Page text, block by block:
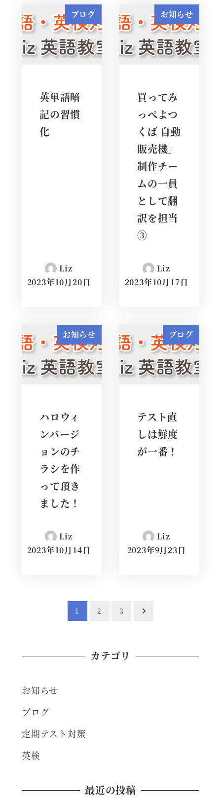
ブログ
英単語暗
記の習慣
化
Liz
2023年10月20日
お知らせ
買ってみ
っぺよつ
くば 自動
販売機」
制作チー
ムの一員
として翻
訳を担当
③
Liz
2023年10月17日
お知らせ
ハロウィ
ンバージ
ョンのチ
ラシを作
って頂き
ました！
Liz
2023年10月14日
ブログ
テスト直
しは鮮度
が一番！
Liz
2023年9月23日
の
ペ
ー
ジ
送
り
1 2 3
カテゴリ
お知らせ
ブログ
定期テスト対策
英検
最近の投稿